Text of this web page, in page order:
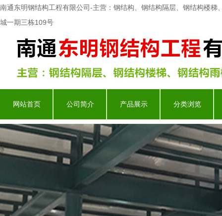
南通东明钢结构工程有限公司-主营：钢结构、钢结构隔层、钢结构楼
城一期三栋109号
网站首页 公司简介 产品展示 分类浏览